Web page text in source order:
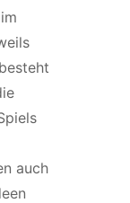
auch